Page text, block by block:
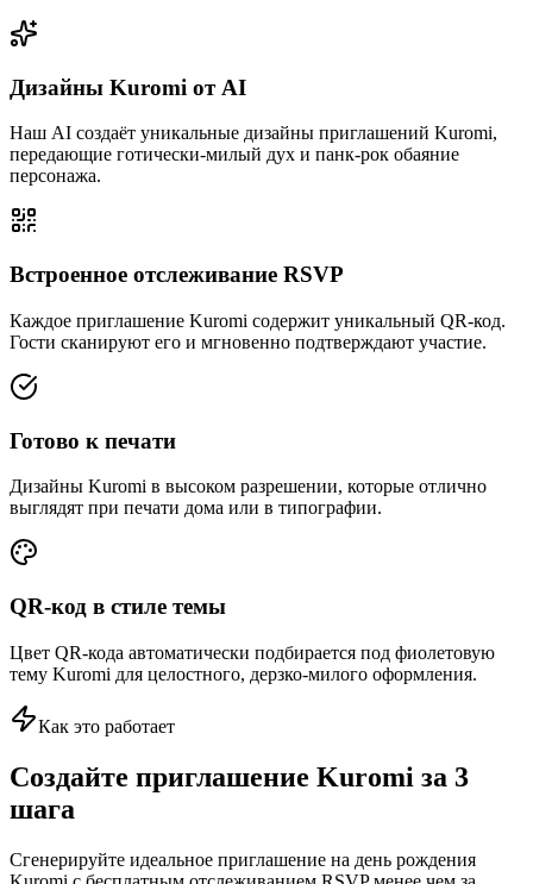
Дизайны Kuromi от AI
Наш AI создаёт уникальные дизайны приглашений Kuromi,
передающие готически-милый дух и панк-рок обаяние
персонажа.
Встроенное отслеживание RSVP
Каждое приглашение Kuromi содержит уникальный QR-код.
Гости сканируют его и мгновенно подтверждают участие.
Готово к печати
Дизайны Kuromi в высоком разрешении, которые отлично
выглядят при печати дома или в типографии.
QR-код в стиле темы
Цвет QR-кода автоматически подбирается под фиолетовую
тему Kuromi для целостного, дерзко-милого оформления.
Как это работает
Создайте приглашение Kuromi за 3
шага
Сгенерируйте идеальное приглашение на день рождения